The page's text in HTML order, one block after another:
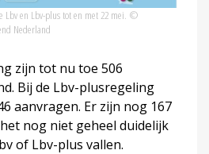
Lbv en Lbv-plus tot en met 22 mei. ©
Nederland
zijn tot nu toe 506
Bij de Lbv-plusregeling
aanvragen. Er zijn nog 167
nog niet geheel duidelijk
of Lbv-plus vallen.